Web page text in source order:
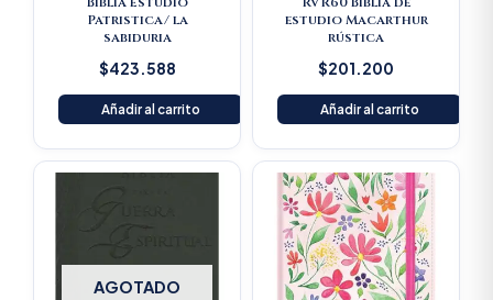
Patristica/ la
sabiduria
$423.588
Añadir al carrito
estudio Macarthur
rústica
$201.200
Añadir al carrito
AGOTADO
Original
$314.900.
Current
$265.900.
Original
price
was:
$189.200.
Current
price